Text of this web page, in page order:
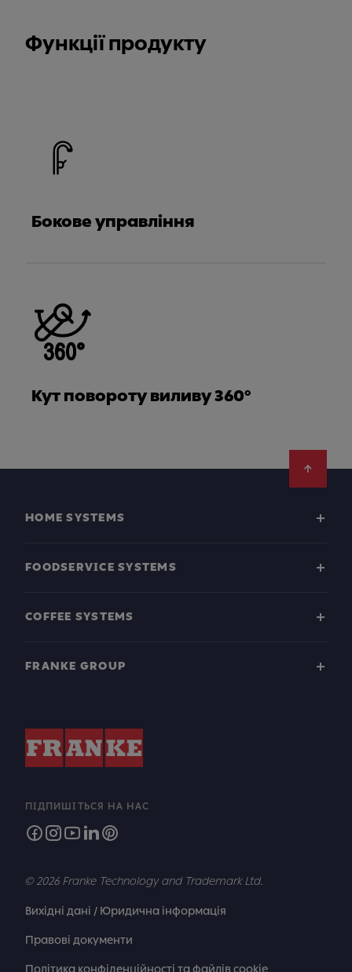
Функції продукту
Бокове управління
Кут повороту виливу 360°
HOME SYSTEMS
FOODSERVICE SYSTEMS
COFFEE SYSTEMS
FRANKE GROUP
ПІДПИШІТЬСЯ НА НАС
© 2026 Franke Technology and Trademark Ltd.
Вихідні дані / Юридична інформація
Правові документи
Політика конфіденційності та файлів cookie